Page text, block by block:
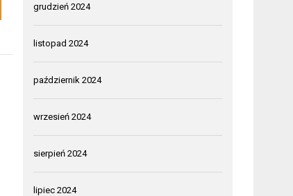
grudzień 2024
listopad 2024
październik 2024
wrzesień 2024
sierpień 2024
lipiec 2024